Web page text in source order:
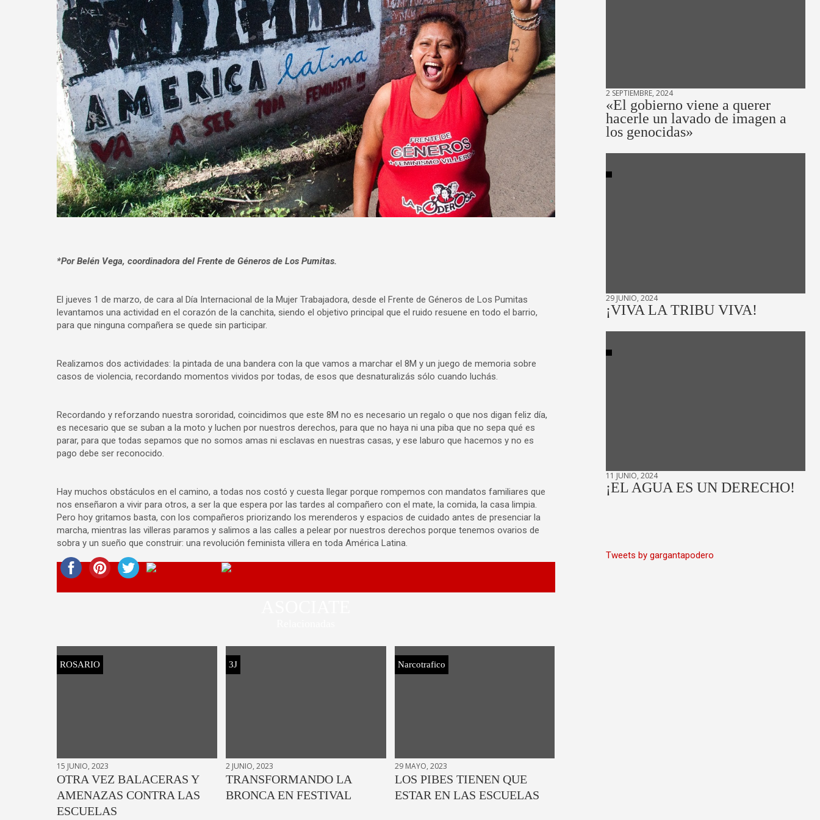
*Por Belén Vega, coordinadora del Frente de Géneros de Los Pumitas.
El jueves 1 de marzo, de cara al Día Internacional de la Mujer Trabajadora, desde el Frente de Géneros de Los Pumitas
levantamos una actividad en el corazón de la canchita, siendo el objetivo principal que el ruido resuene en todo el barrio,
para que ninguna compañera se quede sin participar.
Realizamos dos actividades: la pintada de una bandera con la que vamos a marchar el 8M y un juego de memoria sobre
casos de violencia, recordando momentos vividos por todas, de esos que desnaturalizás sólo cuando luchás.
Recordando y reforzando nuestra sororidad, coincidimos que este 8M no es necesario un regalo o que nos digan feliz día,
es necesario que se suban a la moto y luchen por nuestros derechos, para que no haya ni una piba que no sepa qué es
parar, para que todas sepamos que no somos amas ni esclavas en nuestras casas, y ese laburo que hacemos y no es
pago debe ser reconocido.
Hay muchos obstáculos en el camino, a todas nos costó y cuesta llegar porque rompemos con mandatos familiares que
nos enseñaron a vivir para otros, a ser la que espera por las tardes al compañero con el mate, la comida, la casa limpia.
Pero hoy gritamos basta, con los compañeros priorizando los merenderos y espacios de cuidado antes de presenciar la
marcha, mientras las villeras paramos y salimos a las calles a pelear por nuestros derechos porque tenemos ovarios de
sobra y un sueño que construir: una revolución feminista villera en toda América Latina.
ROSARIO
15 JUNIO, 2023
OTRA VEZ BALACERAS Y
AMENAZAS CONTRA LAS
ESCUELAS
3J
2 JUNIO, 2023
TRANSFORMANDO LA
BRONCA EN FESTIVAL
Narcotrafico
29 MAYO, 2023
LOS PIBES TIENEN QUE
ESTAR EN LAS ESCUELAS
2 SEPTIEMBRE, 2024
«El gobierno viene a querer
hacerle un lavado de imagen a
los genocidas»
29 JUNIO, 2024
¡VIVA LA TRIBU VIVA!
11 JUNIO, 2024
¡EL AGUA ES UN DERECHO!
Tweets by gargantapodero